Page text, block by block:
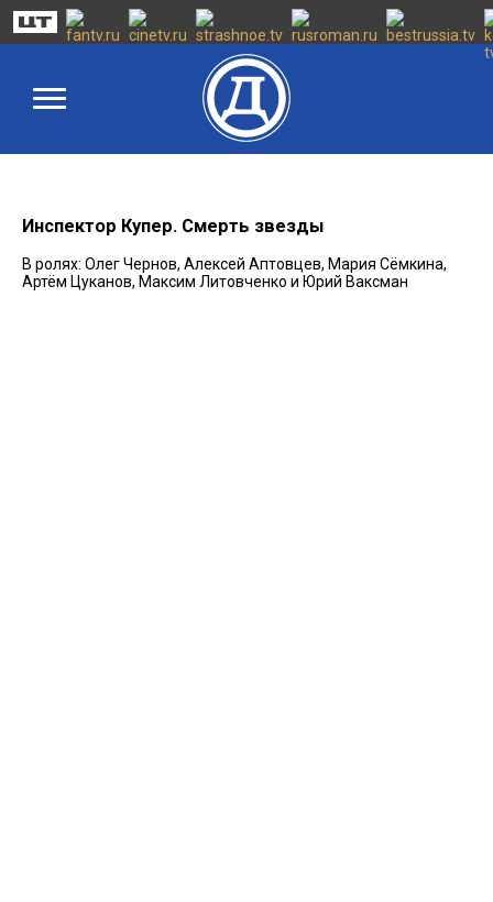
Инспектор Купер. Смерть звезды
В ролях: Олег Чернов, Алексей Аптовцев, Мария Сёмкина,
Артём Цуканов, Максим Литовченко и Юрий Ваксман